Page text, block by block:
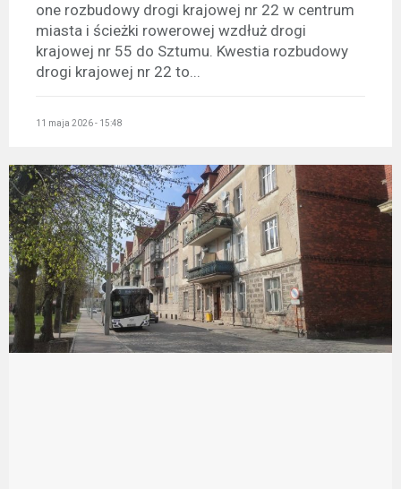
one rozbudowy drogi krajowej nr 22 w centrum
miasta i ścieżki rowerowej wzdłuż drogi
krajowej nr 55 do Sztumu. Kwestia rozbudowy
drogi krajowej nr 22 to...
11 maja 2026 - 15:48